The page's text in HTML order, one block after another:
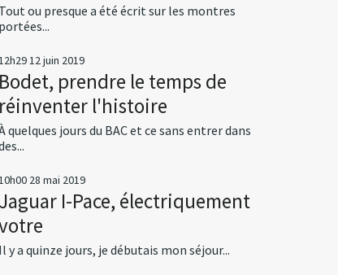
Tout ou presque a été écrit sur les montres
portées...
12juin 2019
Bodet, prendre le temps de
réinventer l'histoire
quelques jours du BAC et ce sans entrer dans
28 mai 2019
Jaguar I-Pace, électriquement
Il y a quinze jours, je débutais mon séjour...